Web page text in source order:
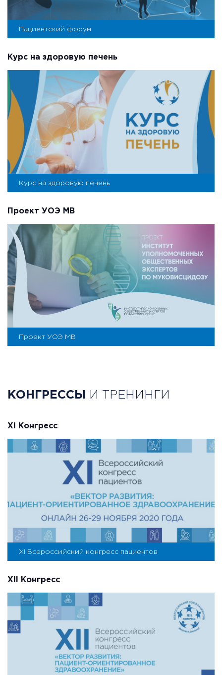
Пациентский форум
Курс на здоровую печень
Курс на здоровую печень
Проект УОЭ МВ
Проект УОЭ МВ
КОНГРЕССЫ И ТРЕНИНГИ
XI Конгресс
XI Всероссийский конгресс пациентов
XII Конгресс